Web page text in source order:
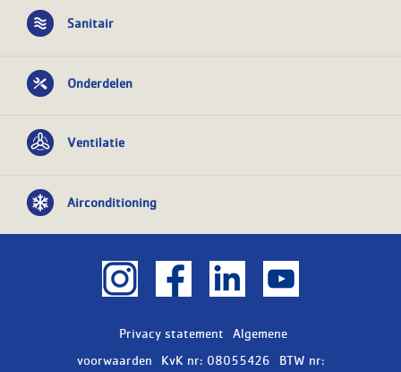
Sanitair
Onderdelen
Ventilatie
Airconditioning
Privacy statement
Algemene
voorwaarden
KvK nr: 08055426 BTW nr: